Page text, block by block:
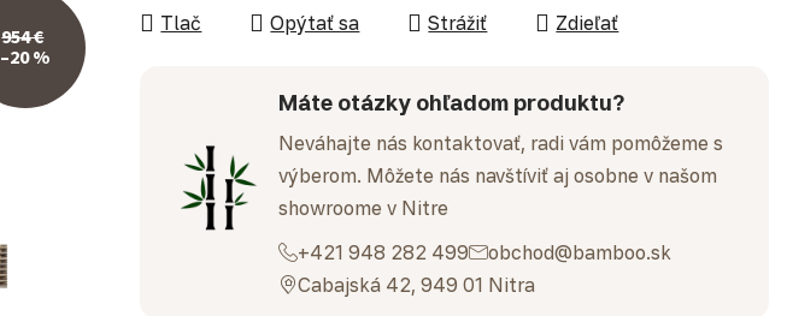
Tlač Opýtať sa Strážiť Zdieľať
Máte otázky ohľadom produktu?
Neváhajte nás kontaktovať, radi vám pomôžeme s
výberom. Môžete nás navštíviť aj osobne v našom
showroome v Nitre
+421 948 282 499
obchod@bamboo.sk
Cabajská 42, 949 01 Nitra
954 €
–20 %